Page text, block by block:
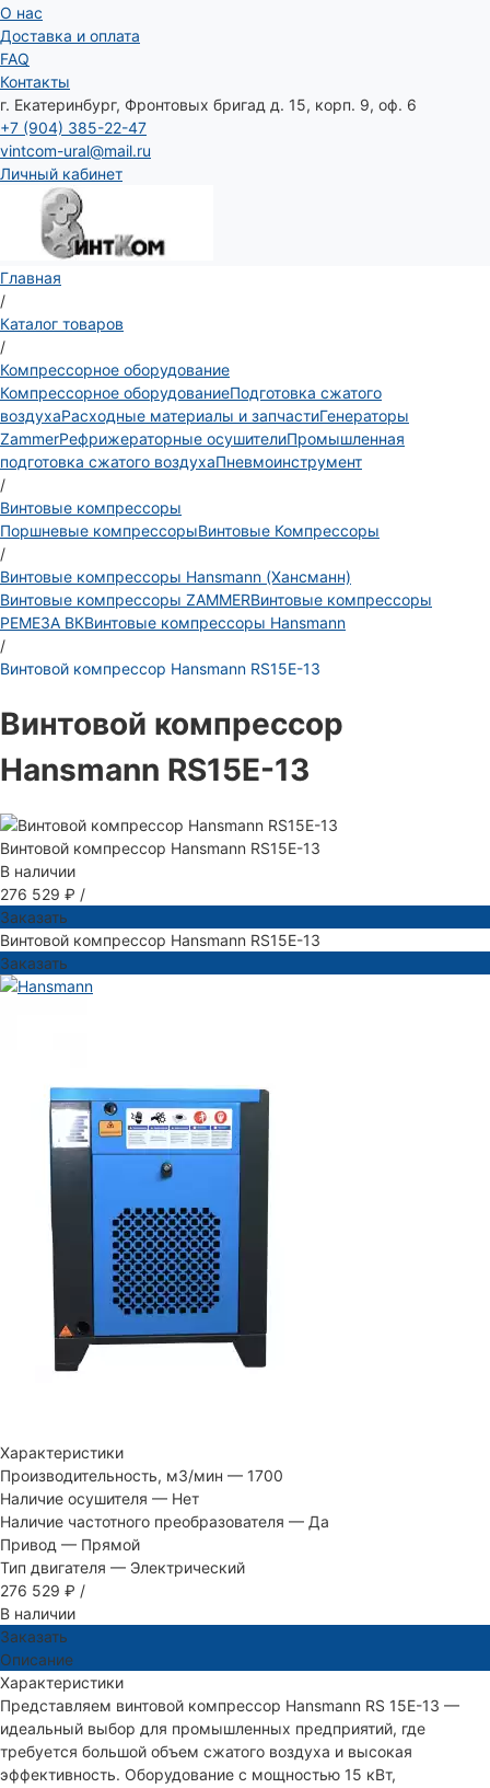
О нас
Доставка и оплата
FAQ
Контакты
г. Екатеринбург, Фронтовых бригад д. 15, корп. 9, оф. 6
+7 (904) 385-22-47
vintcom-ural@mail.ru
Личный кабинет
Главная
/
Каталог товаров
/
Компрессорное оборудование
Компрессорное оборудованиеПодготовка сжатого
воздухаРасходные материалы и запчастиГенераторы
ZammerРефрижераторные осушителиПромышленная
подготовка сжатого воздухаПневмоинструмент
/
Винтовые компрессоры
Поршневые компрессорыВинтовые Компрессоры
/
Винтовые компрессоры Hansmann (Хансманн)
Винтовые компрессоры ZAMMERВинтовые компрессоры
РЕМЕЗА ВКВинтовые компрессоры Hansmann
/
Винтовой компрессор Hansmann RS15Е-13
Винтовой компрессор
Hansmann RS15Е-13
Винтовой компрессор Hansmann RS15Е-13
В наличии
276 529 ₽ /
Заказать
Винтовой компрессор Hansmann RS15Е-13
Заказать
Характеристики
Производительность, м3/мин — 1700
Наличие осушителя — Нет
Наличие частотного преобразователя — Да
Привод — Прямой
Тип двигателя — Электрический
276 529 ₽ /
В наличии
Заказать
Описание
Характеристики
Представляем винтовой компрессор Hansmann RS 15E-13 —
идеальный выбор для промышленных предприятий, где
требуется большой объем сжатого воздуха и высокая
эффективность. Оборудование с мощностью 15 кВт,